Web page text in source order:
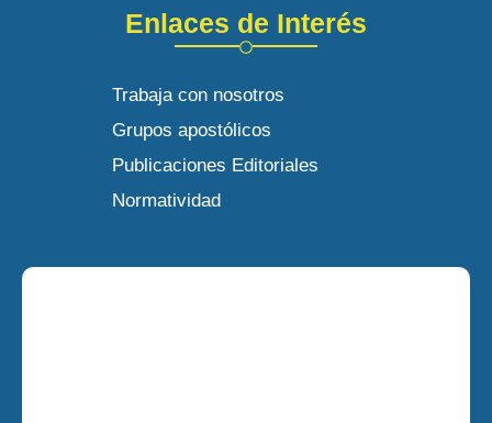
Enlaces de Interés
Trabaja con nosotros
Grupos apostólicos
Publicaciones Editoriales
Normatividad